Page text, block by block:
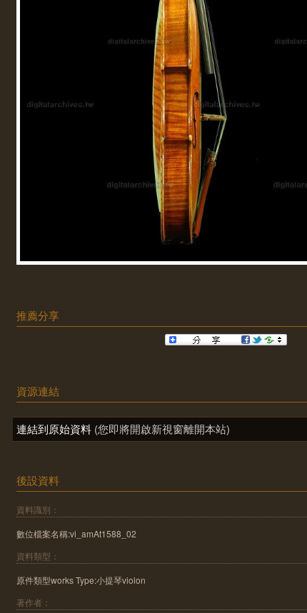
推薦分享
資源連結
連結到原始資料 (您即將開啟新視窗離開本站)
後設資料
資料識別：
數位檔案名稱:vi_amAt1588_02
資料類型：
原件類型works Type:小提琴violon
著作者：